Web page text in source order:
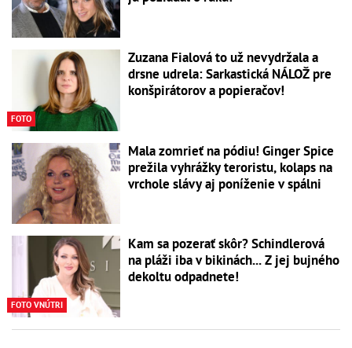
FOTO
Zuzana Fialová to už nevydržala a
drsne udrela: Sarkastická NÁLOŽ pre
konšpirátorov a popieračov!
Mala zomrieť na pódiu! Ginger Spice
prežila vyhrážky teroristu, kolaps na
vrchole slávy aj poníženie v spálni
FOTO VNÚTRI
Kam sa pozerať skôr? Schindlerová
na pláži iba v bikinách... Z jej bujného
dekoltu odpadnete!